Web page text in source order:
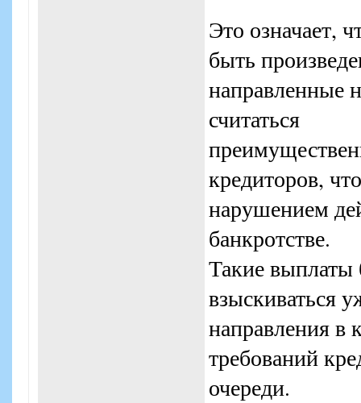
Это означает,
быть
направленные
считаться
кредиторов,
нарушением
банкротстве.
Такие выплаты
взыскиваться
направления в
требований
очереди.